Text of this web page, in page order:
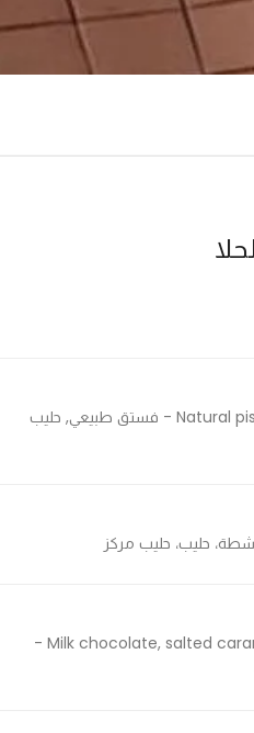
Natural pistachios, full cream milk powder, berries, nuts, full cream cream, caramel - فستق طبيعي, حليب
Milk chocolate, salted caramel, hazelnuts, pistachio, strawberry flavor, cocoa butter, dark chocolate -